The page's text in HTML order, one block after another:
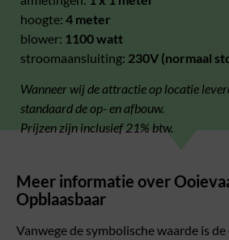
hoogte: 4 meter
blower: 1100 watt
stroomaansluiting: 230V (normaal
Wanneer wij de attractie op locatie
standaard de op- en afbouw.
Prijzen zijn inclusief 21% btw.
Meer informatie over
Opblaasbaar
Vanwege de symbolische waarde is